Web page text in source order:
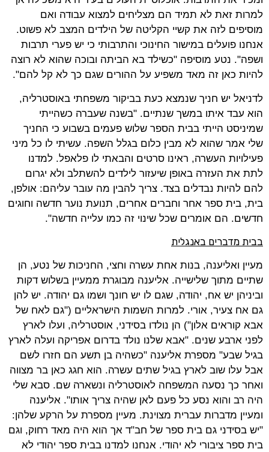
למרות זאת לא תמיד הם מצליחים למצוא עבודה ואם
מוסיפים לזה את קשיי הקליטה של הילדים המצב לא פשוט.
אנחנו פועלים במישור החינוכי והתרבותי כי יש פערי תרבות
ושפה". נטע מוסיפה "כשילד בא הביתה ובוכה שהוא לא רוצה
להיות כאן זה מאד משפיע על ההורים שגם כך לא קל להם".
לדניאל יש חניך שנמצא כעת בביקור משפחתי באוסטרליה,
הוא עבד איתו במשך שנתיים. "בשנה שעברה כשהייתי
שמיניסט הייתי בבית הספר שלוש פעמים בשבוע כי החניך
שלי אמר שהוא לא מבין כלום בגלל השפה. עשיתי לו כל מיני
פעילויות העשרה, ראינו סרטים והבאתי לו פלאפל. למדנו
לתת את העזרה באופן שיעזור לילדים להשתלב ולא יגרום
להם להיות נבדלים בצד. צריך להבין מה עובר עליהם: אולפן,
בית, בית ספר אחר וחברים אחרים, תנועת נוער חדשה וחוגים
חדשים. הם אומרים שכל שינוי זה כמו עלייה חדשה".
בבית מדברים באנגלית
מעיין ואליענה, בנות אחת עשרה וחצי, החניכות של נטע, הן
שתיים מתוך שלישייה. אליענה מבוגרת ממעיין בשלוש דקות
וביניהן יש אח, יהודה, שגם לו יש חונך ושמו גם יהודה. יש להן
גם אח צעיר, אורי. למרות השמות הישראליים ("גם לאח של
אבא קוראים אלון") הן נולדו בסידני, אוסטרליה, ועלו לארץ
לפני ארבע שנים. "אבא שלנו נולד בדרום אפריקה ועלה לארץ
בגיל שבע" מספרת אליענה "כשהיה בן תשע הם חזרו לשם
אבל עלו שוב לארץ בגיל שתים עשרה. הוא חגג כאן בר מצווה
ואחר כך נסעה המשפחה לאוסטרליה ונשארה שם. סבא שלי
היה רב והוא נסע כל פעם לאן שהיה צריך אותו". אליענה
ומעיין מדברות עברית מצוינת. מעיין מספרת על הרקע שלהן:
"יש בסידני גם בית ספר של חב"ד אך הוא היה מאד רחוק, וגם
בית ספר ציבורי לא יהודי. אנחנו למדנו בבית ספר יהודי לא